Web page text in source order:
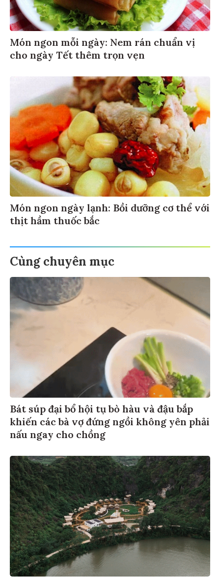
Món ngon mỗi ngày: Nem rán chuẩn vị
cho ngày Tết thêm trọn vẹn
Món ngon ngày lạnh: Bồi dưỡng cơ thể với
thịt hầm thuốc bắc
Cùng chuyên mục
Bát súp đại bổ hội tụ bò hàu và đậu bắp
khiến các bà vợ đứng ngồi không yên phải
nấu ngay cho chồng